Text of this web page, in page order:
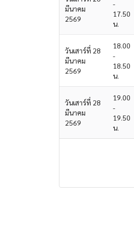
มีนาคม
2569
-
17.50
น.
วันเสาร์ที่ 28
มีนาคม
2569
18.00
-
18.50
น.
วันเสาร์ที่ 28
มีนาคม
2569
19.00
-
19.50
น.